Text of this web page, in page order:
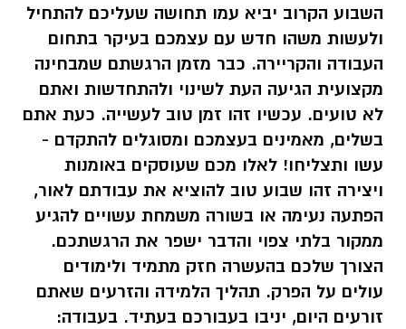
השבוע הקרוב יביא עמו תחושה שעליכם להתחיל
ולעשות משהו חדש עם עצמכם בעיקר בתחום
העבודה והקריירה. כבר מזמן הרגשתם שמבחינה
מקצועית הגיעה העת לשינוי ולהתחדשות ואתם
לא טועים. עכשיו זהו זמן טוב לעשייה. כעת אתם
בשלים, מאמינים בעצמכם ומסוגלים להתקדם -
עשו ותצליחו! לאלו מכם שעוסקים באומנות
ויצירה זהו שבוע טוב להוציא את עבודתם לאור,
הפתעה נעימה או בשורה משמחת עשויים להגיע
ממקור בלתי צפוי והדבר ישפר את הרגשתכם.
הצורך שלכם בהעשרה חזק מתמיד ולימודים
עולים על הפרק. תהליך הלמידה והזרעים שאתם
זורעים היום, יניבו בעבורכם בעתיד. בעבודה: